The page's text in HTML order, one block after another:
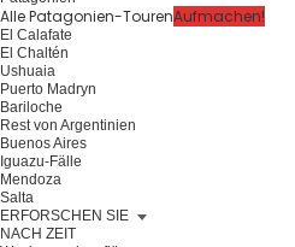
Alle Patagonien-TourenAufmachen!
El Calafate
El Chaltén
Ushuaia
Puerto Madryn
Bariloche
Rest von Argentinien
Buenos Aires
Iguazu-Fälle
Mendoza
Salta
ERFORSCHEN SIE
NACH ZEIT